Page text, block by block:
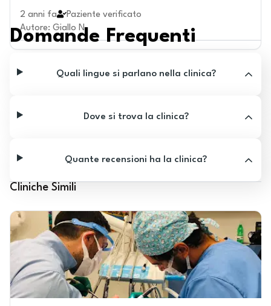
2 anni fa
Paziente verificato
Autore: Giallo N.
Domande Frequenti
Quali lingue si parlano nella clinica?
Dove si trova la clinica?
Quante recensioni ha la clinica?
Cliniche Simili